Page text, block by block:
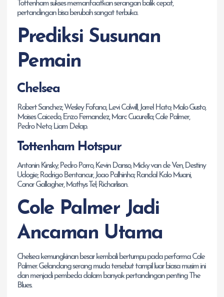
Tottenham sukses memanfaatkan serangan balik cepat,
pertandingan bisa berubah sangat terbuka.
Prediksi Susunan
Pemain
Chelsea
Robert Sanchez; Wesley Fofana, Levi Colwill, Jorrel Hato; Malo Gusto,
Moises Caicedo, Enzo Fernandez, Marc Cucurella; Cole Palmer,
Pedro Neto; Liam Delap.
Tottenham Hotspur
Antonin Kinsky; Pedro Porro, Kevin Danso, Micky van de Ven, Destiny
Udogie; Rodrigo Bentancur, Joao Palhinha; Randal Kolo Muani,
Conor Gallagher, Mathys Tel; Richarlison.
Cole Palmer Jadi
Ancaman Utama
Chelsea kemungkinan besar kembali bertumpu pada performa Cole
Palmer. Gelandang serang muda tersebut tampil luar biasa musim ini
dan menjadi pembeda dalam banyak pertandingan penting The
Blues.